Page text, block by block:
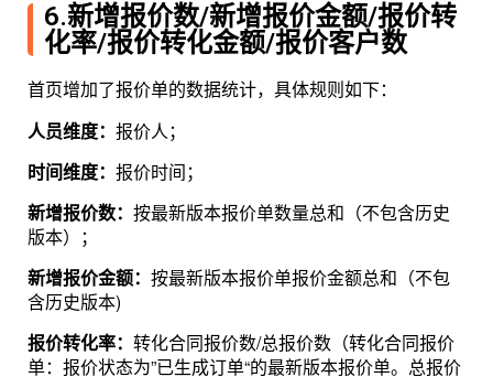
6.新增报价数/新增报价金额/报价转
化率/报价转化金额/报价客户数
首页增加了报价单的数据统计，具体规则如下：
人员维度： 报价人；
时间维度： 报价时间；
新增报价数： 按最新版本报价单数量总和（不包含历史
版本）；
新增报价金额： 按最新版本报价单报价金额总和（不包
含历史版本)
报价转化率： 转化合同报价数/总报价数（转化合同报价
单：报价状态为”已生成订单“的最新版本报价单。总报价